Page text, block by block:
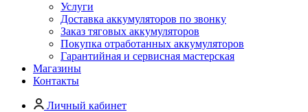
Услуги
Доставка аккумуляторов по звонку
Заказ тяговых аккумуляторов
Покупка отработанных аккумуляторов
Гарантийная и сервисная мастерская
Магазины
Контакты
Личный кабинет